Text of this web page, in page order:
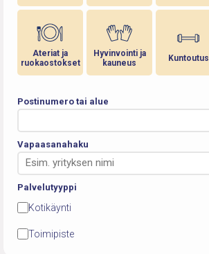
Ateriat ja
ruokaostokset
Hyvinvointi ja
kauneus
Kuntoutus
Postinumero tai alue
Vapaasanahaku
Palvelutyyppi
Kotikäynti
Toimipiste